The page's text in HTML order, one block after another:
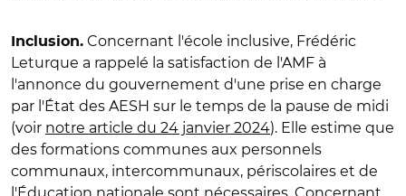
Inclusion. Concernant l'école inclusive, Frédéric
Leturque a rappelé la satisfaction de l'AMF à
l'annonce du gouvernement d'une prise en charge
par l'État des AESH sur le temps de la pause de midi
(voir notre article du 24 janvier 2024). Elle estime que
des formations communes aux personnels
communaux, intercommunaux, périscolaires et de